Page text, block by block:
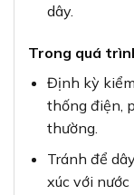
dây.
Trong quá
Định kỳ
thống điện,
thường.
Tránh để
xúc với